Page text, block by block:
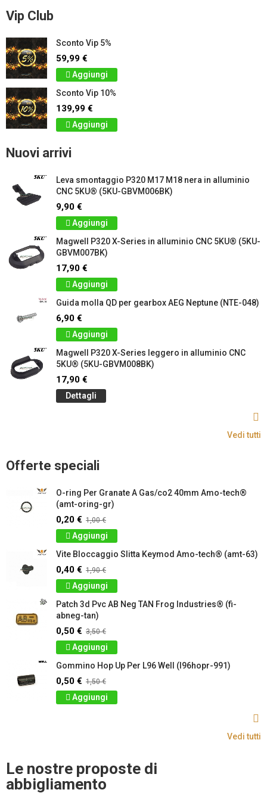
Vip Club
Sconto Vip 5%
59,99 €
Aggiungi
Sconto Vip 10%
139,99 €
Aggiungi
Nuovi arrivi
Leva smontaggio P320 M17 M18 nera in alluminio
CNC 5KU® (5KU-GBVM006BK)
9,90 €
Aggiungi
Magwell P320 X-Series in alluminio CNC 5KU® (5KU-
GBVM007BK)
17,90 €
Aggiungi
Guida molla QD per gearbox AEG Neptune (NTE-048)
6,90 €
Aggiungi
Magwell P320 X-Series leggero in alluminio CNC
5KU® (5KU-GBVM008BK)
17,90 €
Dettagli
Vedi tutti
Offerte speciali
O-ring Per Granate A Gas/co2 40mm Amo-tech®
(amt-oring-gr)
0,20 € 1,00 €
Aggiungi
Vite Bloccaggio Slitta Keymod Amo-tech® (amt-63)
0,40 € 1,90 €
Aggiungi
Patch 3d Pvc AB Neg TAN Frog Industries® (fi-
abneg-tan)
0,50 € 3,50 €
Aggiungi
Gommino Hop Up Per L96 Well (l96hopr-991)
0,50 € 1,50 €
Aggiungi
Vedi tutti
Le nostre proposte di
abbigliamento